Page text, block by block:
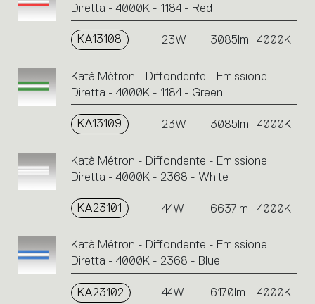
Diretta - 4000K - 1184 - Red
KA13108 23W 3085lm 4000K
Katà Métron - Diffondente - Emissione
Diretta - 4000K - 1184 - Green
KA13109 23W 3085lm 4000K
Katà Métron - Diffondente - Emissione
Diretta - 4000K - 2368 - White
KA23101 44W 6637lm 4000K
Katà Métron - Diffondente - Emissione
Diretta - 4000K - 2368 - Blue
KA23102 44W 6170lm 4000K